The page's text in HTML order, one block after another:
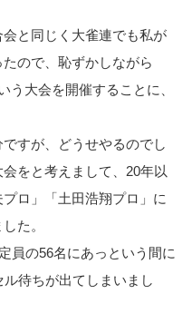
と同じく大雀連でも私が
ので、恥ずかしながら
う大会を開催することに、
すが、どうせやるのでし
をと考えまして、20年以
ロ」「土田浩翔プロ」に
た。
員の56名にあっという間に
待ちが出てしまいまし